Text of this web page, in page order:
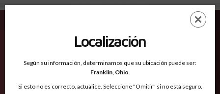
Goochland VA - Condados Reconocidos
EN
Condados Reconocidos
2600
Localización
Según su información, determinamos que su ubicación puede ser:
Franklin, Ohio.
Si esto no es correcto, actualice. Seleccione "Omitir" si no está seguro.